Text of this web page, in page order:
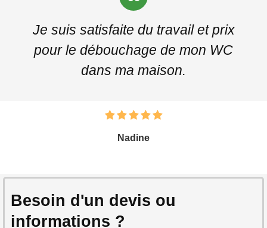
Je suis satisfaite du travail et prix
pour le débouchage de mon WC
dans ma maison.
Nadine
Besoin d'un devis ou
informations ?